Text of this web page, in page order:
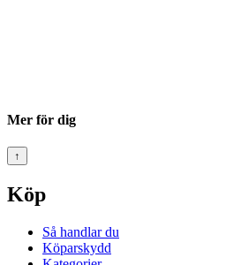
Mer för dig
↑
Köp
Så handlar du
Köparskydd